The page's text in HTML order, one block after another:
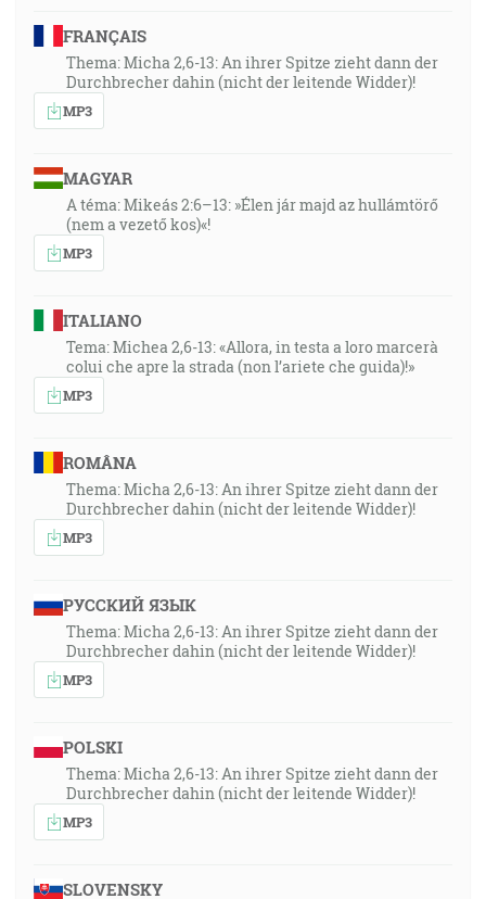
FRANÇAIS
Thema: Micha 2,6-13: An ihrer Spitze zieht dann der
Durchbrecher dahin (nicht der leitende Widder)!
MP3
MAGYAR
A téma: Mikeás 2:6–13: »Élen jár majd az hullámtörő
(nem a vezető kos)«!
MP3
ITALIANO
Tema: Michea 2,6-13: «Allora, in testa a loro marcerà
colui che apre la strada (non l’ariete che guida)!»
MP3
ROMÂNA
Thema: Micha 2,6-13: An ihrer Spitze zieht dann der
Durchbrecher dahin (nicht der leitende Widder)!
MP3
РУССКИЙ ЯЗЫК
Thema: Micha 2,6-13: An ihrer Spitze zieht dann der
Durchbrecher dahin (nicht der leitende Widder)!
MP3
POLSKI
Thema: Micha 2,6-13: An ihrer Spitze zieht dann der
Durchbrecher dahin (nicht der leitende Widder)!
MP3
SLOVENSKY